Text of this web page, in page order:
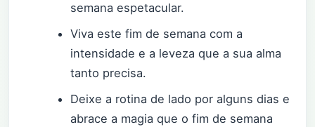
semana espetacular.
Viva este fim de semana com a
intensidade e a leveza que a sua alma
tanto precisa.
Deixe a rotina de lado por alguns dias e
abrace a magia que o fim de semana